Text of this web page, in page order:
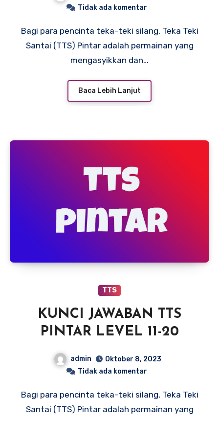
Tidak ada komentar
Bagi para pencinta teka-teki silang, Teka Teki
Santai (TTS) Pintar adalah permainan yang
mengasyikkan dan…
Baca Lebih Lanjut
TTS
KUNCI JAWABAN TTS
PINTAR LEVEL 11-20
admin
Oktober 8, 2023
Tidak ada komentar
Bagi para pencinta teka-teki silang, Teka Teki
Santai (TTS) Pintar adalah permainan yang